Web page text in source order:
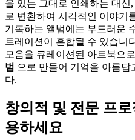
을 있는 그대로 인쇄하는 대신
로 변환하여 시각적인 이야기
기록하는 앨범에는 부드러운
트레이션이 혼합될 수 있습니
모음을 큐레이션된 아트북으
범 으로 만들어 기억을 아름답
다.
창의적 및 전문 프
용하세요